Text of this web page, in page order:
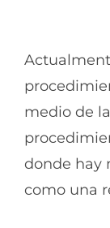
Estudios
Balón Gastrico
medio de
donde hay
como una